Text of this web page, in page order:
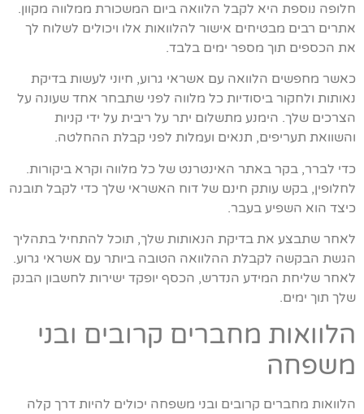
חלופה נוספת היא לקבל הלוואה ביום המשכורת ממלווה מקוון.
אתרים רבים מבטיחים אישור להלוואות אלו ויכולים לשלוח לך
את הכספים תוך מספר ימים בלבד.
כאשר מחפשים הלוואה עם אשראי גרוע, חיוני לעשות בדיקת
נאותות ולחקור ביסודיות כל מלווה לפני שתבחר אחד שעונה על
הצרכים שלך. הימנע מתשלום יתר על ריבית על ידי קניות
והשוואת תעריפים, תנאים ועמלות לפני קבלת ההחלטה.
כדי לברר, בקר באתר האינטרנט של כל מלווה וקרא ביקורות.
לחלופין, בקש עותק חינם של דוח האשראי שלך כדי לקבל תובנה
כיצד הוא השפיע בעבר.
לאחר שתבצע את בדיקת הנאותות שלך, תוכל להתחיל בתהליך
הגשת הבקשה לקבלת ההלוואה הטובה ביותר עם אשראי גרוע.
לאחר שליחת המידע הנדרש, הכסף יופקד ישירות לחשבון הבנק
שלך תוך ימים.
הלוואות מחברים קרובים ובני
משפחה
הלוואות מחברים קרובים ובני משפחה יכולים להיות דרך קלה